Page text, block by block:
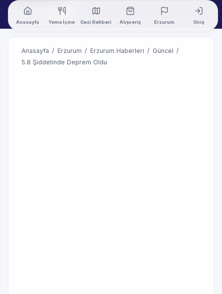
Anasayfa Yeme İçme Gezi Rehberi Alışveriş Erzurum Giriş
Anasayfa / Erzurum / Erzurum Haberleri / Güncel /
5.8 Şiddetinde Deprem Oldu